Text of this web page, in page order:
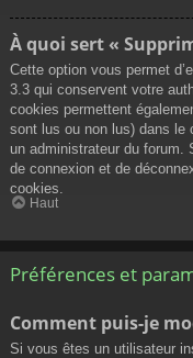
À quoi sert «
Cette option vous permet
3.3 qui conservent votre
cookies permettent
sont lus ou non lus) dans le
un administrateur du forum.
de connexion et de
cookies.
Haut
Préférences et
Comment puis-je
Si vous êtes un utilisateur